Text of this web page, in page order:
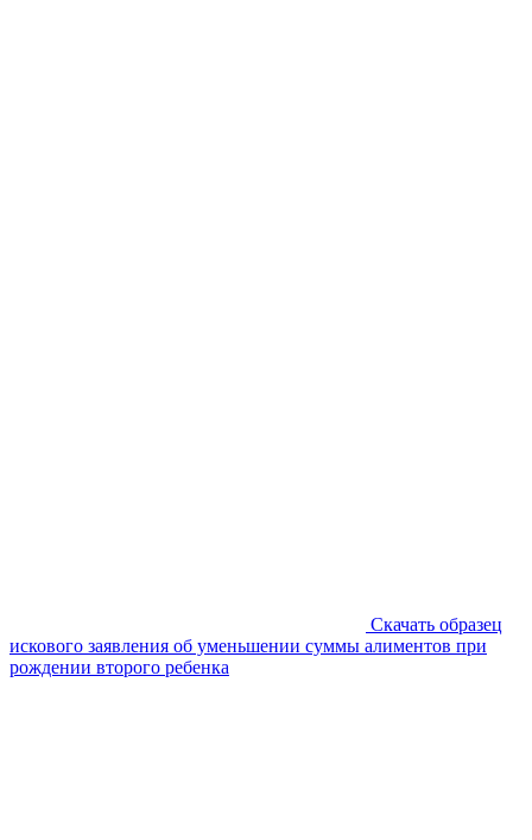
Скачать образец
искового заявления об уменьшении суммы алиментов при
рождении второго ребенка